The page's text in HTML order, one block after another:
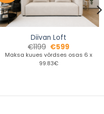
Diivan Loft
€1199 €599
Maksa kuues võrdses osas 6 x
99.83€